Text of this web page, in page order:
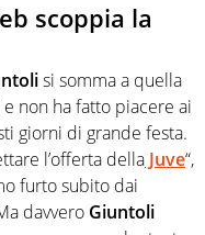
scoppia la
si somma a quella
non ha fatto piacere ai
giorni di grande festa.
l’offerta della Juve“,
furto subito dai
davvero Giuntoli